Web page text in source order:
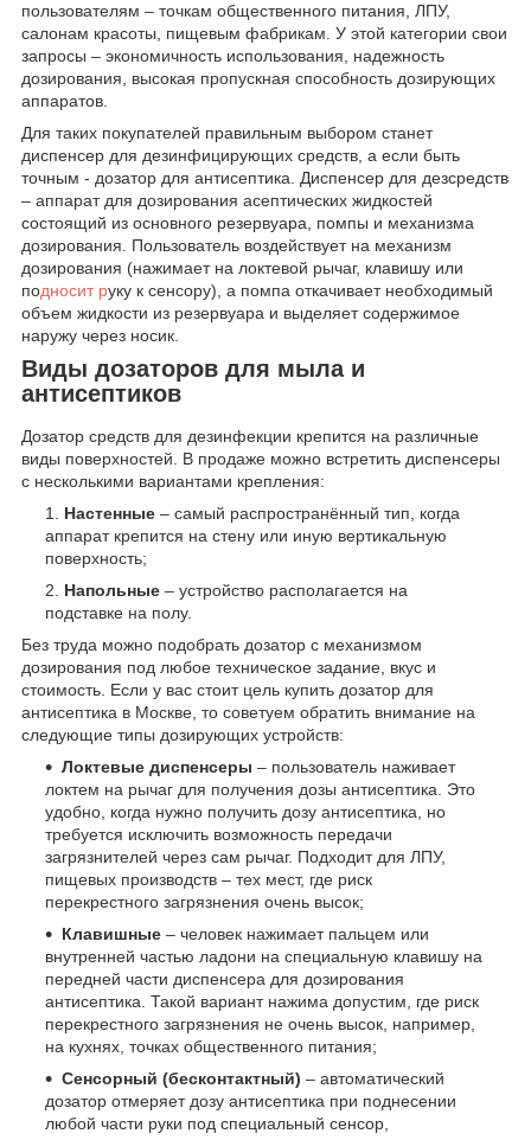
пользователям – точкам общественного питания, ЛПУ,
салонам красоты, пищевым фабрикам. У этой категории свои
запросы – экономичность использования, надежность
дозирования, высокая пропускная способность дозирующих
аппаратов.
Для таких покупателей правильным выбором станет
диспенсер для дезинфицирующих средств, а если быть
точным - дозатор для антисептика. Диспенсер для дезсредств
– аппарат для дозирования асептических жидкостей
состоящий из основного резервуара, помпы и механизма
дозирования. Пользователь воздействует на механизм
дозирования (нажимает на локтевой рычаг, клавишу или
подносит руку к сенсору), а помпа откачивает необходимый
объем жидкости из резервуара и выделяет содержимое
наружу через носик.
Виды дозаторов для мыла и
антисептиков
Дозатор средств для дезинфекции крепится на различные
виды поверхностей. В продаже можно встретить диспенсеры
с несколькими вариантами крепления:
Настенные – самый распространённый тип, когда
аппарат крепится на стену или иную вертикальную
поверхность;
Напольные – устройство располагается на
подставке на полу.
Без труда можно подобрать дозатор с механизмом
дозирования под любое техническое задание, вкус и
стоимость. Если у вас стоит цель купить дозатор для
антисептика в Москве, то советуем обратить внимание на
следующие типы дозирующих устройств:
Локтевые диспенсеры – пользователь наживает
локтем на рычаг для получения дозы антисептика. Это
удобно, когда нужно получить дозу антисептика, но
требуется исключить возможность передачи
загрязнителей через сам рычаг. Подходит для ЛПУ,
пищевых производств – тех мест, где риск
перекрестного загрязнения очень высок;
Клавишные – человек нажимает пальцем или
внутренней частью ладони на специальную клавишу на
передней части диспенсера для дозирования
антисептика. Такой вариант нажима допустим, где риск
перекрестного загрязнения не очень высок, например,
на кухнях, точках общественного питания;
Сенсорный (бесконтактный) – автоматический
дозатор отмеряет дозу антисептика при поднесении
любой части руки под специальный сенсор,